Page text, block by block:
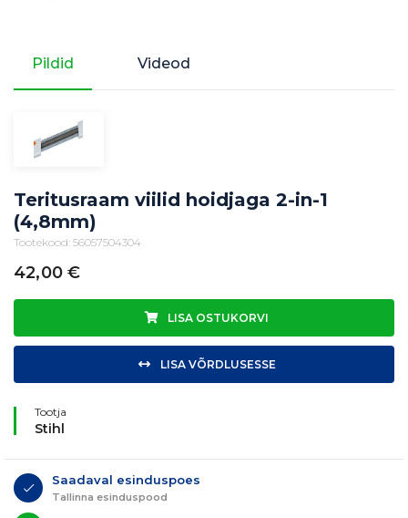
Pildid Videod
Teritusraam viilid hoidjaga 2-in-1
(4,8mm)
Tootekood: 56057504304
42,00 €
LISA OSTUKORVI
LISA VÕRDLUSESSE
Tootja
Stihl
Saadaval esinduspoes
Tallinna esinduspood